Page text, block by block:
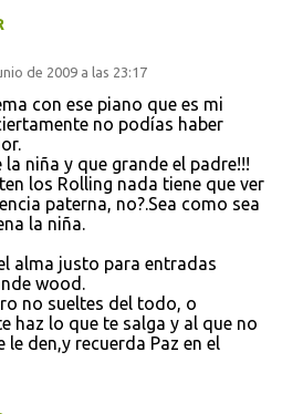
de 2009 a las 23:17
con ese piano que es mi
no podías haber
la niña y que grande el padre!!!
los Rolling nada tiene que ver
paterna, no?.Sea como sea
la niña.
alma justo para entradas
wood.
no sueltes del todo, o
haz lo que te salga y al que no
le den,y recuerda Paz en el